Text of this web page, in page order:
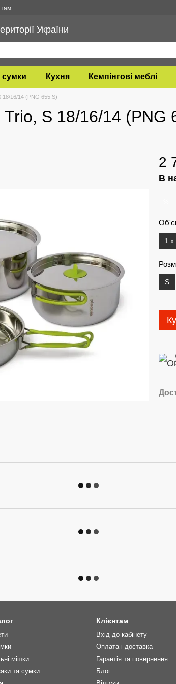
України
сумки Кухня Кемпінгові меблі
18/16/14 (PNG 655.S)
Trio, S 18/16/14 (PNG
2
В
1 x
S
мішки
та сумки
Клієнтам
Вхід до кабінету
Оплата і доставка
Гарантія та повернення
Блог